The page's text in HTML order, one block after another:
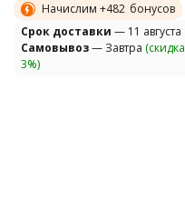
Начислим +482 бонусов
Cрок доставки — 11 августа
Самовывоз— Завтра (скидка
3%)